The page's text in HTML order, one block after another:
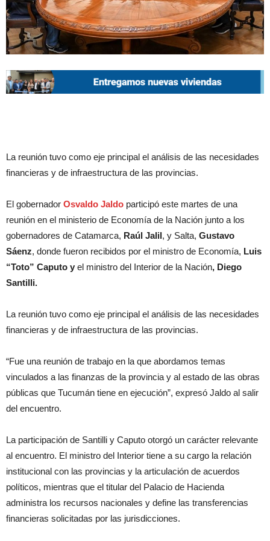
La reunión tuvo como eje principal el análisis de las necesidades
financieras y de infraestructura de las provincias.
El gobernador Osvaldo Jaldo participó este martes de una
reunión en el ministerio de Economía de la Nación junto a los
gobernadores de Catamarca, Raúl Jalil , y Salta, Gustavo
Sáenz, donde fueron recibidos por el ministro de Economía, Luis
“Toto” Caputo y el ministro del Interior de la Nación, Diego
Santilli.
La reunión tuvo como eje principal el análisis de las necesidades
financieras y de infraestructura de las provincias.
“Fue una reunión de trabajo en la que abordamos temas
vinculados a las finanzas de la provincia y al estado de las obras
públicas que Tucumán tiene en ejecución”, expresó Jaldo al salir
del encuentro.
La participación de Santilli y Caputo otorgó un carácter relevante
al encuentro. El ministro del Interior tiene a su cargo la relación
institucional con las provincias y la articulación de acuerdos
políticos, mientras que el titular del Palacio de Hacienda
administra los recursos nacionales y define las transferencias
financieras solicitadas por las jurisdicciones.